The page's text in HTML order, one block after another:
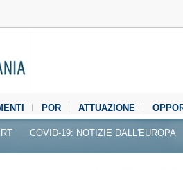
POR ATTUAZIONE
COVID-19: NOTIZIE DALL'EUROPA